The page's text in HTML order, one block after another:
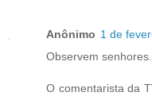
Anônimo 1 de
Observem senhores.
O comentarista da